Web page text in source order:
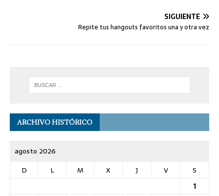
SIGUIENTE
Repite tus hangouts favoritos una y otra vez
ARCHIVO HISTÓRICO
agosto 2026
D
L M X J V
S
1